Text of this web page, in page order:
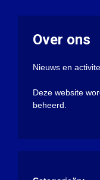
Over ons
Nieuws en
Deze website
beheerd.